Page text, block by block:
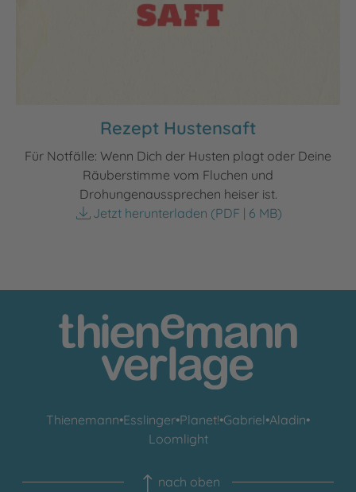
Rezept Hustensaft
Für Notfälle: Wenn Dich der Husten plagt oder Deine
Räuberstimme vom Fluchen und
Drohungenaussprechen heiser ist.
Jetzt herunterladen (PDF | 6 MB)
Thienemann•Esslinger•Planet!•Gabriel•Aladin•
Loomlight
nach oben